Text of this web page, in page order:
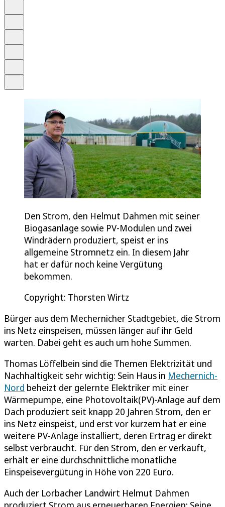
Den Strom, den Helmut Dahmen mit seiner
Biogasanlage sowie PV-Modulen und zwei
Windrädern produziert, speist er ins
allgemeine Stromnetz ein. In diesem Jahr
hat er dafür noch keine Vergütung
bekommen.
Copyright: Thorsten Wirtz
Bürger aus dem Mechernicher Stadtgebiet, die Strom
ins Netz einspeisen, müssen länger auf ihr Geld
warten. Dabei geht es auch um hohe Summen.
Thomas Löffelbein sind die Themen Elektrizität und
Nachhaltigkeit sehr wichtig: Sein Haus in Mechernich-
Nord beheizt der gelernte Elektriker mit einer
Wärmepumpe, eine Photovoltaik(PV)-Anlage auf dem
Dach produziert seit knapp 20 Jahren Strom, den er
ins Netz einspeist, und erst vor kurzem hat er eine
weitere PV-Anlage installiert, deren Ertrag er direkt
selbst verbraucht. Für den Strom, den er verkauft,
erhält er eine durchschnittliche monatliche
Einspeisevergütung in Höhe von 220 Euro.
Auch der Lorbacher Landwirt Helmut Dahmen